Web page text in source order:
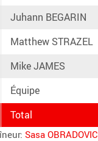
Juhann BEGARIN
Matthew STRAZEL
Mike JAMES
Équipe
Total
Sasa OBRADOVIC